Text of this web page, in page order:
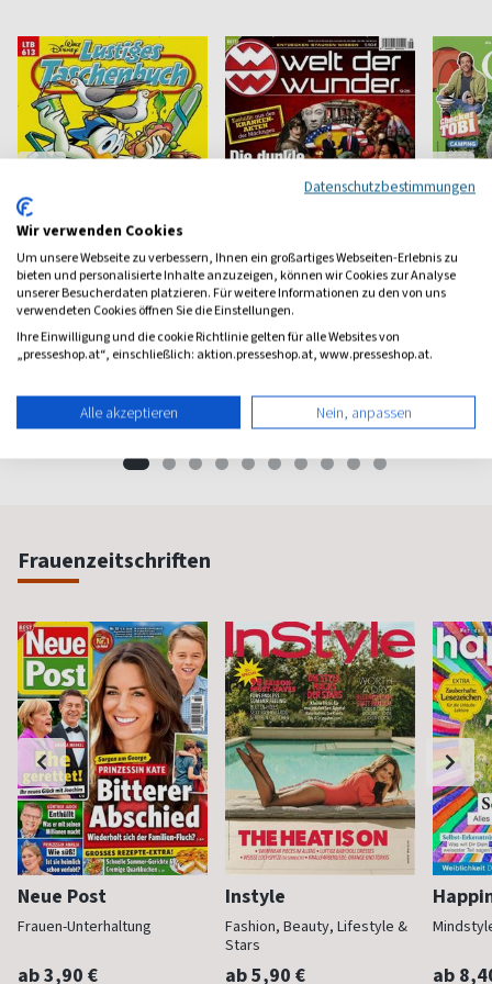
Lustiges
Taschenbuch
Comic Lesespaß ab 8
ab 9,50 €
(13 x pro Jahr)
Welt der Wunder
Entdecken und Staunen
ab 6,10 €
4,68
ab
Frauenzeitschriften
Neue Post
Frauen-Unterhaltung
ab 3,90 €
Instyle
Fashion, Beauty, Lifestyle &
Stars
ab 5,90 € ab
Datenschutzbestimmungen
Wir verwenden Cookies
Um unsere Webseite zu verbessern, Ihnen ein großartiges Webseiten-Erlebnis zu
bieten und personalisierte Inhalte anzuzeigen, können wir Cookies zur Analyse
unserer Besucherdaten platzieren. Für weitere Informationen zu den von uns
verwendeten Cookies öffnen Sie die Einstellungen.
Ihre Einwilligung und die cookie Richtlinie gelten für alle Websites von
„presseshop.at“, einschließlich: aktion.presseshop.at, www.presseshop.at.
Alle akzeptieren Nein, anpassen